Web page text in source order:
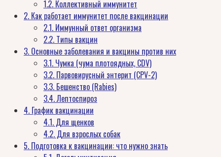
1.2. Коллективный иммунитет
2. Как работает иммунитет после вакцинации
2.1. Иммунный ответ организма
2.2. Типы вакцин
3. Основные заболевания и вакцины против них
3.1. Чумка (чума плотоядных, CDV)
3.2. Парвовирусный энтерит (CPV-2)
3.3. Бешенство (Rabies)
3.4.Лептоспироз
4. График вакцинации
4.1. Для щенков
4.2. Для взрослых собак
5. Подготовка к вакцинации: что нужно знать